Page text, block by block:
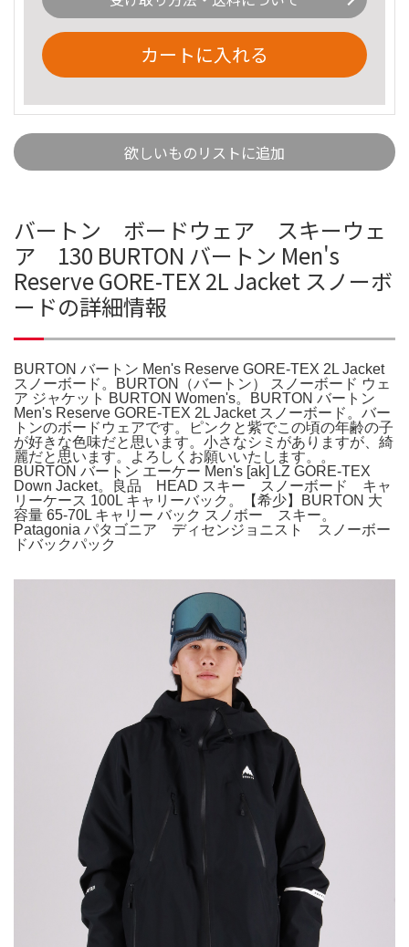
カートに入れる
欲しいものリストに追加
バートン ボードウェア スキーウェ
ア 130 BURTON バートン Men's
Reserve GORE-TEX 2L Jacket スノーボ
ードの詳細情報
BURTON バートン Men's Reserve GORE-TEX 2L Jacket
スノーボード。BURTON（バートン） スノーボード ウェ
ア ジャケット BURTON Women's。BURTON バートン
Men's Reserve GORE-TEX 2L Jacket スノーボード。バー
トンのボードウェアです。ピンクと紫でこの頃の年齢の子
が好きな色味だと思います。小さなシミがありますが、綺
麗だと思います。よろしくお願いいたします。。
BURTON バートン エーケー Men's [ak] LZ GORE-TEX
Down Jacket。良品 HEAD スキー スノーボード キャ
リーケース 100L キャリーバック。【希少】BURTON 大
容量 65-70L キャリー バック スノボー スキー。
Patagonia パタゴニア ディセンジョニスト スノーボー
ドバックパック